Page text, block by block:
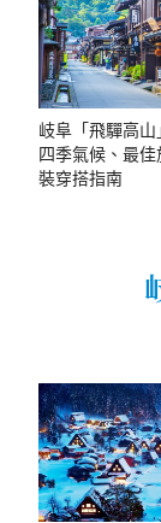
岐阜「飛驒高山
四季氣候、最
裝穿搭指南